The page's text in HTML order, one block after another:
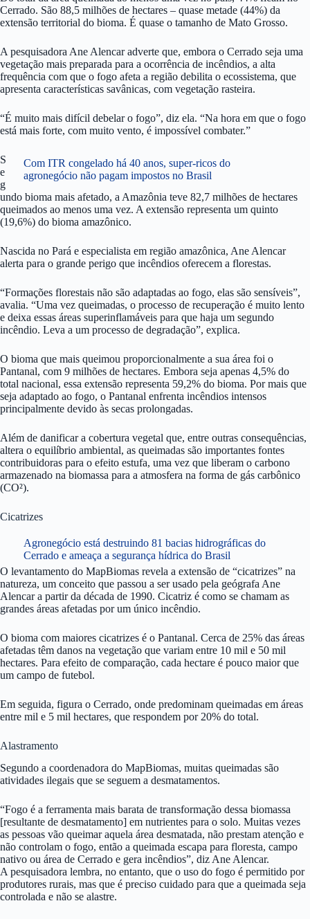
Cerrado. São 88,5 milhões de hectares – quase metade (44%) da
extensão territorial do bioma. É quase o tamanho de Mato Grosso.
A pesquisadora Ane Alencar adverte que, embora o Cerrado seja uma
vegetação mais preparada para a ocorrência de incêndios, a alta
frequência com que o fogo afeta a região debilita o ecossistema, que
apresenta características savânicas, com vegetação rasteira.
“É muito mais difícil debelar o fogo”, diz ela. “Na hora em que o fogo
está mais forte, com muito vento, é impossível combater.”
Com ITR congelado há 40 anos, super-ricos do
agronegócio não pagam impostos no Brasil
S
e
g
undo bioma mais afetado, a Amazônia teve 82,7 milhões de hectares
queimados ao menos uma vez. A extensão representa um quinto
(19,6%) do bioma amazônico.
Nascida no Pará e especialista em região amazônica, Ane Alencar
alerta para o grande perigo que incêndios oferecem a florestas.
“Formações florestais não são adaptadas ao fogo, elas são sensíveis”,
avalia. “Uma vez queimadas, o processo de recuperação é muito lento
e deixa essas áreas superinflamáveis para que haja um segundo
incêndio. Leva a um processo de degradação”, explica.
O bioma que mais queimou proporcionalmente a sua área foi o
Pantanal, com 9 milhões de hectares. Embora seja apenas 4,5% do
total nacional, essa extensão representa 59,2% do bioma. Por mais que
seja adaptado ao fogo, o Pantanal enfrenta incêndios intensos
principalmente devido às secas prolongadas.
Além de danificar a cobertura vegetal que, entre outras consequências,
altera o equilíbrio ambiental, as queimadas são importantes fontes
contribuidoras para o efeito estufa, uma vez que liberam o carbono
armazenado na biomassa para a atmosfera na forma de gás carbônico
(CO²).
Cicatrizes
Agronegócio está destruindo 81 bacias hidrográficas do
Cerrado e ameaça a segurança hídrica do Brasil
O levantamento do MapBiomas revela a extensão de “cicatrizes” na
natureza, um conceito que passou a ser usado pela geógrafa Ane
Alencar a partir da década de 1990. Cicatriz é como se chamam as
grandes áreas afetadas por um único incêndio.
O bioma com maiores cicatrizes é o Pantanal. Cerca de 25% das áreas
afetadas têm danos na vegetação que variam entre 10 mil e 50 mil
hectares. Para efeito de comparação, cada hectare é pouco maior que
um campo de futebol.
Em seguida, figura o Cerrado, onde predominam queimadas em áreas
entre mil e 5 mil hectares, que respondem por 20% do total.
Alastramento
Segundo a coordenadora do MapBiomas, muitas queimadas são
atividades ilegais que se seguem a desmatamentos.
“Fogo é a ferramenta mais barata de transformação dessa biomassa
[resultante de desmatamento] em nutrientes para o solo. Muitas vezes
as pessoas vão queimar aquela área desmatada, não prestam atenção e
não controlam o fogo, então a queimada escapa para floresta, campo
nativo ou área de Cerrado e gera incêndios”, diz Ane Alencar.
A pesquisadora lembra, no entanto, que o uso do fogo é permitido por
produtores rurais, mas que é preciso cuidado para que a queimada seja
controlada e não se alastre.